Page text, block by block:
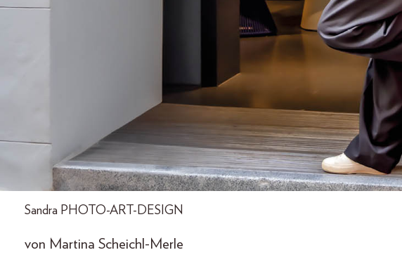
Sandra PHOTO-ART-DESIGN
von Martina Scheichl-Merle